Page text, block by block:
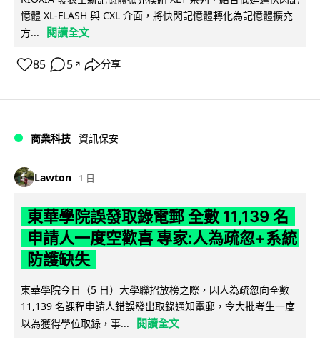
憶體 XL-FLASH 與 CXL 介面，將快閃記憶體轉化為記憶體擴充
方...
閱讀全文
85 5 ↗ 分享
商業科技 資訊保安
Lawton 1 日
東華學院誤發取錄電郵 全數 11,139 名
申請人一度空歡喜 專家:人為疏忽+系統
防護缺失
東華學院今日（5 日）大學聯招放榜之際，因人為疏忽向全數
11,139 名課程申請人錯誤發出取錄通知電郵，令大批考生一度
以為獲得學位取錄，事...
閱讀全文